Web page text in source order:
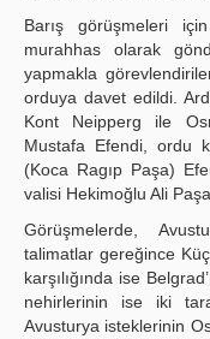
Barış görüşmeleri
murahhas olarak
yapmakla
orduya davet edildi.
Kont Neipperg ile
Mustafa Efendi, ordu
(Koca Ragıp Paşa)
valisi Hekimoğlu Ali
Görüşmelerde,
talimatlar gereğince
karşılığında ise
nehirlerinin ise iki
Avusturya isteklerinin